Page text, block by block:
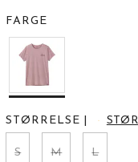
FARGE
STØRRELSE
S M L